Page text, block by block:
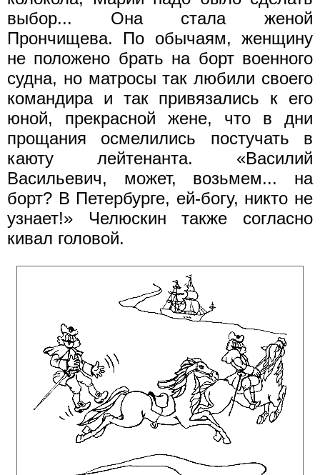
выбор... Она стала женой
Прончищева. По обычаям, женщину
не положено брать на борт военного
судна, но матросы так любили своего
командира и так привязались к его
юной, прекрасной жене, что в дни
прощания осмелились постучать в
каюту лейтенанта. «Василий
Васильевич, может, возьмем... на
борт? В Петербурге, ей-богу, никто не
узнает!» Челюскин также согласно
кивал головой.